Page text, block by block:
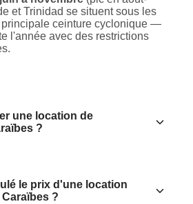
et Trinidad se situent sous les
ceinture cyclonique —
l'année avec des restrictions
une location de
?
le prix d'une location
?